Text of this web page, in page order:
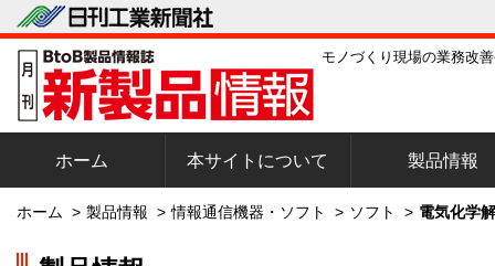
モノづくり現場の業務改
ホーム 本サイトについて 製品情報
ホーム > 製品情報 > 情報通信機器・ソフト > ソフト > 電気化学